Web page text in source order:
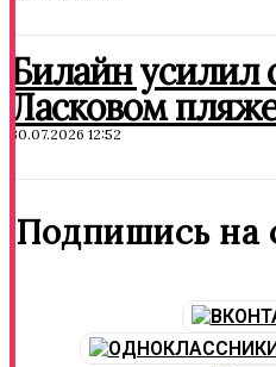
Билайн усилил
Ласковом
30.07.2026 12:52
Подпишись на